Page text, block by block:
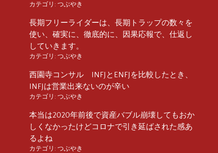
カテゴリ: つぶやき
長期フリーライダーは、長期トラップの数々を
使い、確実に、徹底的に、因果応報で、仕返し
していきます。
カテゴリ: つぶやき
西園寺コンサル INFJとENFJを比較したとき、
INFJは営業出来ないのが辛い
カテゴリ: つぶやき
本当は2020年前後で資産バブル崩壊してもおか
しくなかったけどコロナで引き延ばされた感あ
るよね
カテゴリ: つぶやき